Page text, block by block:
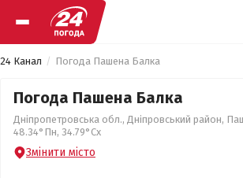
24 Канал Погода Пашена Балка
Погода Пашена Балка
Дніпропетровська обл., Дніпровський район,
48.34°Пн, 34.79°Сх
Змінити місто